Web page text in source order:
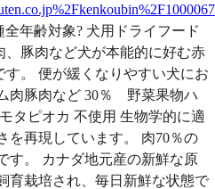
年齢対象? 犬用ドライフード
、豚肉など犬が本能的に好む赤
。 便が緩くなりやすい犬にお
肉豚肉など 30％ 野菜果物ハ
ピオカ 不使用 生物学的に適
を再現しています。 肉70％の
す。 カナダ地元産の新鮮な原
育栽培され、毎日新鮮な状態で